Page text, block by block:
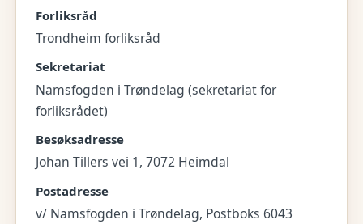
Forliksråd
Trondheim forliksråd
Sekretariat
Namsfogden i Trøndelag (sekretariat for
forliksrådet)
Besøksadresse
Johan Tillers vei 1, 7072 Heimdal
Postadresse
v/ Namsfogden i Trøndelag, Postboks 6043